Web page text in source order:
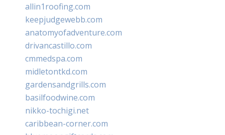
allin1roofing.com
keepjudgewebb.com
anatomyofadventure.com
drivancastillo.com
cmmedspa.com
midletontkd.com
gardensandgrills.com
basilfoodwine.com
nikko-tochigi.net
caribbean-corner.com